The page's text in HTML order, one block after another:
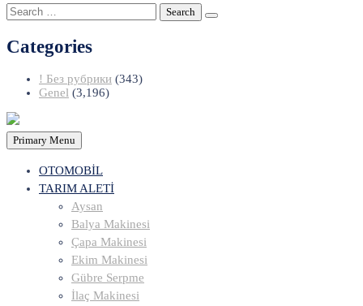
Search
for:
Categories
! Без рубрики (343)
Genel (3,196)
Primary Menu
OTOMOBİL
TARIM ALETİ
Aysan
Balya Makinesi
Çapa Makinesi
Ekim Makinesi
Gübre Serpme
İlaç Makinesi